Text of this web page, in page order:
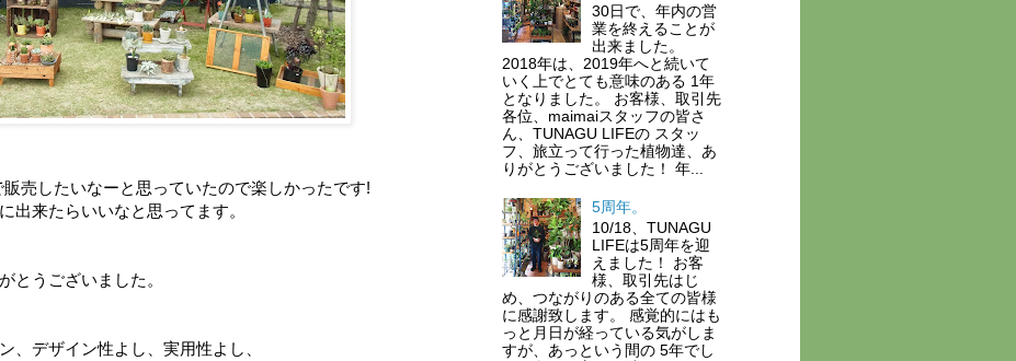
売したいなーと思っていたので楽しかったです!
出来たらいいなと思ってます。
とうございました。
、デザイン性よし、実用性よし、
30日で、年内の営
業を終えることが
出来ました。
2018年は、2019年へと続いて
いく上でとても意味のある 1年
となりました。 お客様、取引先
各位、maimaiスタッフの皆さ
ん、TUNAGU LIFEの スタッ
フ、旅立って行った植物達、あ
りがとうございました！ 年...
5周年。
10/18、TUNAGU
LIFEは5周年を迎
えました！ お客
様、取引先はじ
め、つながりのある全ての皆様
に感謝致します。 感覚的にはも
っと月日が経っている気がしま
すが、あっという間の 5年でし